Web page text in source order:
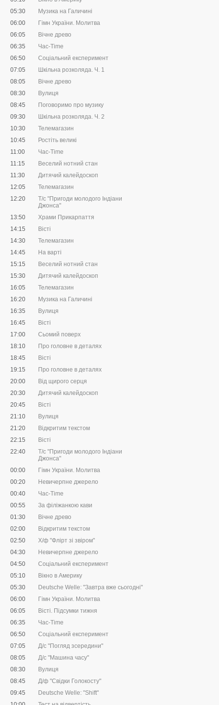
05:30
Музика на Галичині
06:00
Гімн України. Молитва
06:05
Вічне древо
06:35
Час-Time
06:50
Соціальний експеримент
07:05
Шкільна розколяда. Ч. 1
08:05
Вічне древо
08:30
Вулиця
08:45
Поговоримо про музику
09:30
Шкільна розколяда. Ч. 2
10:30
Телемагазин
10:45
Ростіть великі
11:00
Час-Time
11:15
Веселий нотний стан
11:30
Дитячий калейдоскоп
12:05
Телемагазин
12:20
Т/с "Пригоди молодого Індіани
Джонса"
13:50
Храми Прикарпаття
14:15
Вісті
14:30
Телемагазин
14:45
На варті
15:15
Веселий нотний стан
15:30
Дитячий калейдоскоп
16:05
Телемагазин
16:20
Музика на Галичині
16:35
Вулиця
16:45
Вісті
17:00
Сьомий поверх
18:10
Про головне в деталях
18:45
Вісті
19:15
Про головне в деталях
20:00
Від щирого серця
20:30
Дитячий калейдоскоп
20:45
Вісті
21:10
Вулиця
21:20
Відкритим текстом
22:15
Вісті
22:40
Т/с "Пригоди молодого Індіани
Джонса"
00:00
Гімн України. Молитва
00:20
Невичерпне джерело
00:40
Час-Time
00:55
За філіжанкою кави
01:30
Вічне древо
02:00
Відкритим текстом
02:50
Х/ф "Флірт зі звіром"
04:30
Невичерпне джерело
04:50
Соціальний експеримент
05:10
Вікно в Америку
05:30
Deutsche Welle: "Завтра вже сьогодні"
06:00
Гімн України. Молитва
06:05
Вісті. Підсумки тижня
06:35
Час-Time
06:50
Соціальний експеримент
07:05
Д/с "Погляд зсередини"
08:05
Д/с "Машина часу"
08:30
Вулиця
08:45
Д/ф "Свідки Голокосту"
09:45
Deutsche Welle: "Shift"